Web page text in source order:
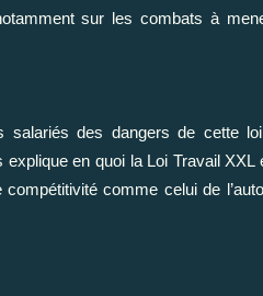
sur les combats à
des dangers de cette
en quoi la Loi Travail
comme celui de